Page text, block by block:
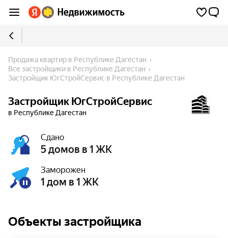
Продажа квартир в Республике Дагестан
Все застройщики в Республике Дагестан
Застройщик ЮгСтройСервис в Республике Дагестан
Застройщик ЮгСтройСервис
в Республике Дагестан
Сдано
5 домов в 1 ЖК
Заморожен
1 дом в 1 ЖК
Объекты застройщика